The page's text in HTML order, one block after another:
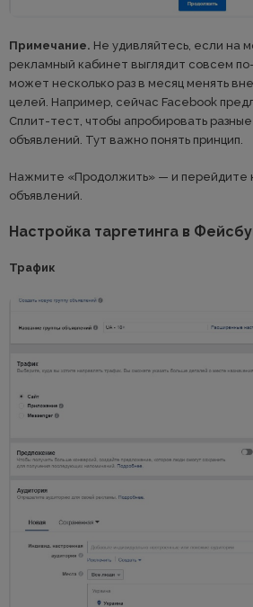
Примечание. Не удивляйтесь, если на
рекламный кабинет выглядит совсем
может несколько раз в месяц менять
целей. Например, сейчас Facebook
Сплит-тест, чтобы апробировать разные
объявлений. Тут важно понять принцип.
Нажмите «Продолжить» — и перейдите
объявлений.
Настройка таргетинга в
Трафик